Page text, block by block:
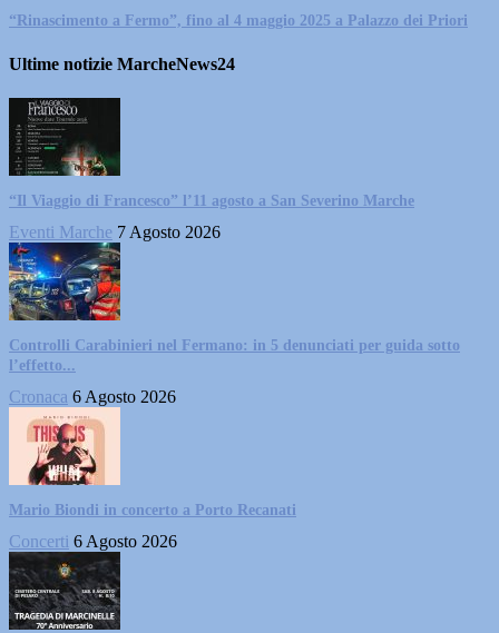
“Rinascimento a Fermo”, fino al 4 maggio 2025 a Palazzo dei Priori
Ultime notizie MarcheNews24
“Il Viaggio di Francesco” l’11 agosto a San Severino Marche
Eventi Marche 7 Agosto 2026
Controlli Carabinieri nel Fermano: in 5 denunciati per guida sotto
l’effetto...
Cronaca 6 Agosto 2026
Mario Biondi in concerto a Porto Recanati
Concerti 6 Agosto 2026